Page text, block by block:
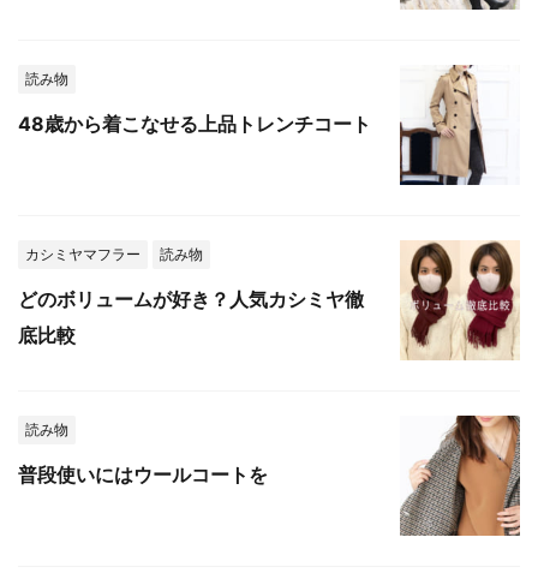
読み物
48歳から着こなせる上品トレンチコート
カシミヤマフラー 読み物
どのボリュームが好き？人気カシミヤ徹
底比較
読み物
普段使いにはウールコートを